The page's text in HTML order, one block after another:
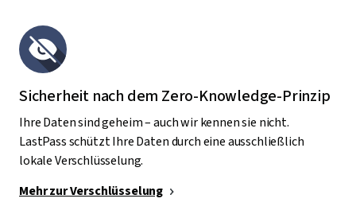
Sicherheit nach dem Zero-Knowledge-Prinzip
Ihre Daten sind geheim – auch wir kennen sie nicht.
LastPass schützt Ihre Daten durch eine ausschließlich
lokale Verschlüsselung.
Mehr zur Verschlüsselung